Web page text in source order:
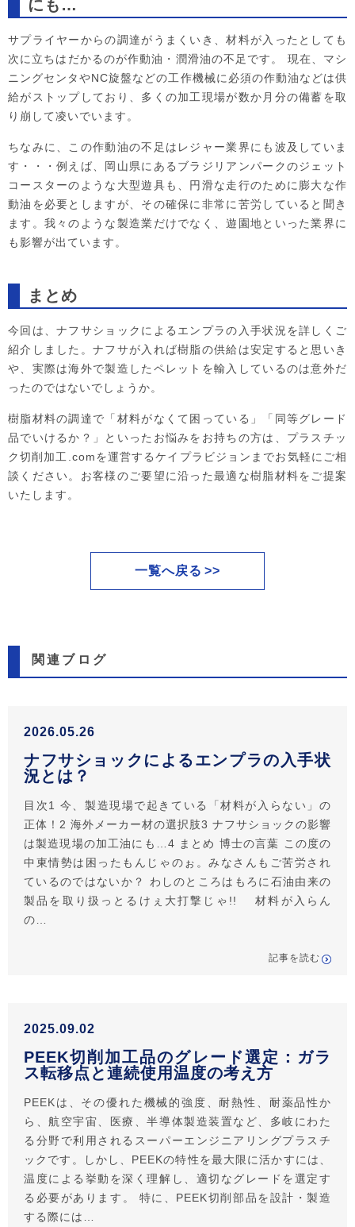
にも…
サプライヤーからの調達がうまくいき、材料が入ったとしても
次に立ちはだかるのが作動油・潤滑油の不足です。 現在、マシ
ニングセンタやNC旋盤などの工作機械に必須の作動油などは供
給がストップしており、多くの加工現場が数か月分の備蓄を取
り崩して凌いでいます。
ちなみに、この作動油の不足はレジャー業界にも波及していま
す・・・例えば、岡山県にあるブラジリアンパークのジェット
コースターのような大型遊具も、円滑な走行のために膨大な作
動油を必要としますが、その確保に非常に苦労していると聞き
ます。我々のような製造業だけでなく、遊園地といった業界に
も影響が出ています。
まとめ
今回は、ナフサショックによるエンプラの入手状況を詳しくご
紹介しました。ナフサが入れば樹脂の供給は安定すると思いき
や、実際は海外で製造したペレットを輸入しているのは意外だ
ったのではないでしょうか。
樹脂材料の調達で「材料がなくて困っている」「同等グレード
品でいけるか？」といったお悩みをお持ちの方は、プラスチッ
ク切削加工.comを運営するケイプラビジョンまでお気軽にご相
談ください。お客様のご要望に沿った最適な樹脂材料をご提案
いたします。
一覧へ戻る
関連ブログ
2026.05.26
ナフサショックによるエンプラの入手状
況とは？
目次1 今、製造現場で起きている「材料が入らない」の
正体！2 海外メーカー材の選択肢3 ナフサショックの影響
は製造現場の加工油にも…4 まとめ 博士の言葉 この度の
中東情勢は困ったもんじゃのぉ。みなさんもご苦労され
ているのではないか？ わしのところはもろに石油由来の
製品を取り扱っとるけぇ大打撃じゃ!! 材料が入らん
の…
記事を読む
2025.09.02
PEEK切削加工品のグレード選定：ガラ
ス転移点と連続使用温度の考え方
PEEKは、その優れた機械的強度、耐熱性、耐薬品性か
ら、航空宇宙、医療、半導体製造装置など、多岐にわた
る分野で利用されるスーパーエンジニアリングプラスチ
ックです。しかし、PEEKの特性を最大限に活かすには、
温度による挙動を深く理解し、適切なグレードを選定す
る必要があります。 特に、PEEK切削部品を設計・製造
する際には…